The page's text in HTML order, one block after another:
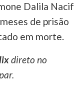
Dalila Nacif
de prisão
em morte.
direto no